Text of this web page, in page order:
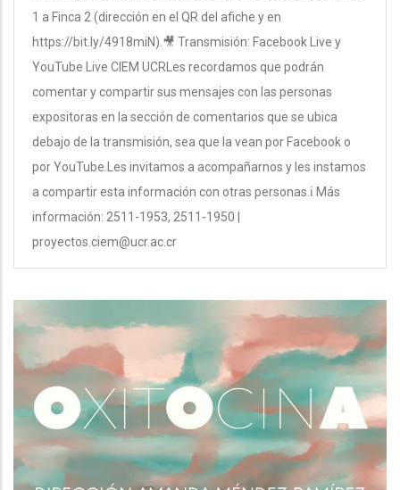
1 a Finca 2 (dirección en el QR del afiche y en
https://bit.ly/4918miN).🎥 Transmisión: Facebook Live y
YouTube Live CIEM UCRLes recordamos que podrán
comentar y compartir sus mensajes con las personas
expositoras en la sección de comentarios que se ubica
debajo de la transmisión, sea que la vean por Facebook o
por YouTube.Les invitamos a acompañarnos y les instamos
a compartir esta información con otras personas.ℹ️ Más
información: 2511-1953, 2511-1950 |
proyectos.ciem@ucr.ac.cr